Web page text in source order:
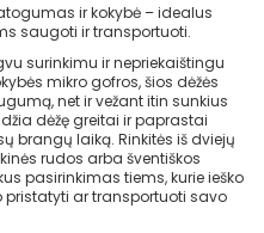
ir kokybė – idealus
saugoti ir transportuoti.
surinkimu ir nepriekaištingu
mikro gofros, šios dėžės
net ir vežant itin sunkius
dėžę greitai ir paprastai
brangų laiką. Rinkitės iš dviejų
rudos arba šventiškos
pasirinkimas tiems, kurie ieško
pristatyti ar transportuoti savo